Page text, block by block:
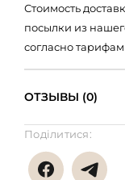
Стоимость
посылки из
согласно
ОТЗЫВЫ (0)
Поділитися: